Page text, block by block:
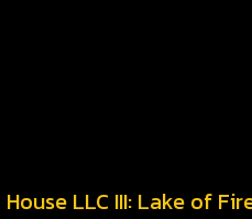
LLC III: Lake of